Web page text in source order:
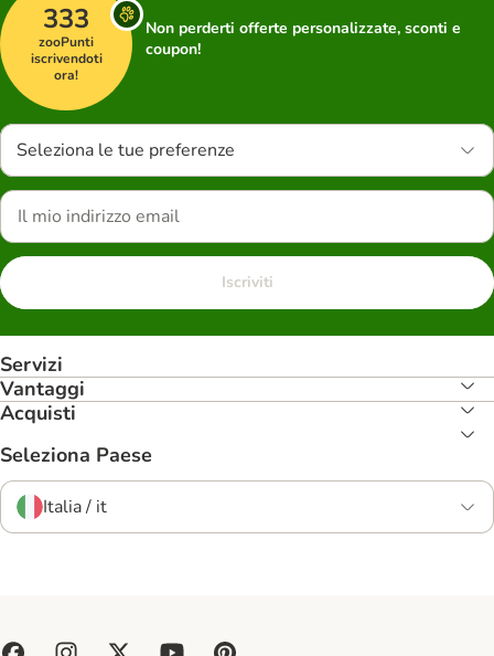
333
zooPunti
iscrivendoti
ora!
Non perderti offerte personalizzate, sconti e
coupon!
Seleziona le tue preferenze
Iscriviti
Servizi
Vantaggi
Acquisti
Seleziona Paese
Italia / it